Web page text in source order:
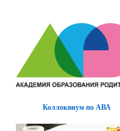
Коллоквиум по АВА